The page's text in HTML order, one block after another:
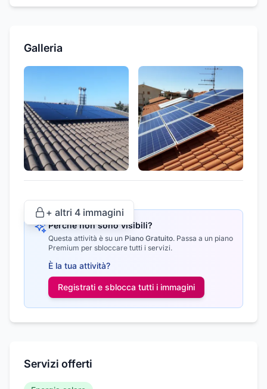
Galleria
+ altri 4 immagini
Perché non sono visibili?
Questa attività è su un Piano Gratuito. Passa a un piano
Premium per sbloccare tutti i servizi.
È la tua attività?
Registrati e sblocca tutti i immagini
Servizi offerti